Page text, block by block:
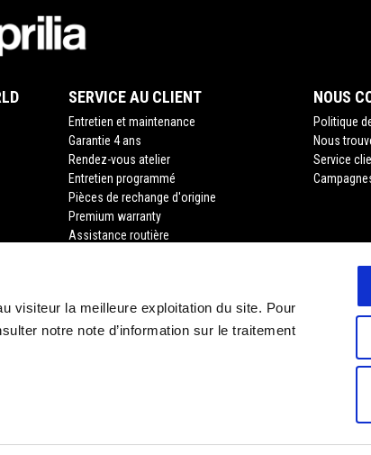
visiteur la meilleure exploitation du site. Pour
notre note d’information sur le traitement
SERVICE AU CLIENT
Entretien et maintenance
Garantie 4 ans
Rendez-vous atelier
Entretien programmé
Pièces de rechange d'origine
Premium warranty
Assistance routière
Demande de documents
NOUS
Politique
Nous
Service